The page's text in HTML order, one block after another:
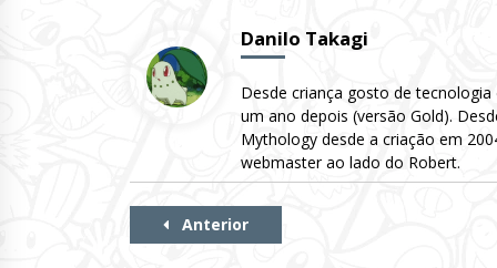
Danilo Takagi
Desde criança gosto de
um ano depois (versão Gold).
Mythology desde a criação em
webmaster ao lado do Robert.
Continue
Anterior